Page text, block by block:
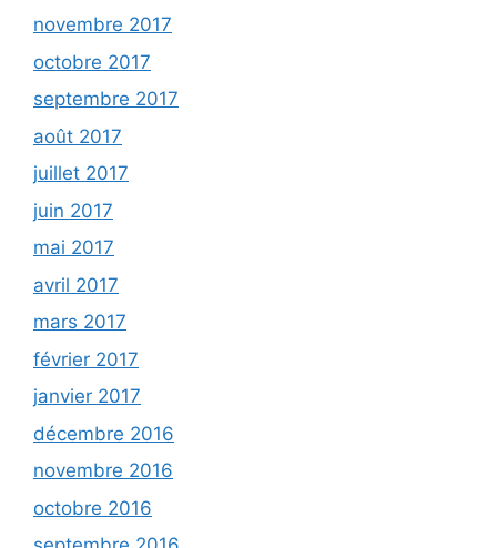
novembre 2017
octobre 2017
septembre 2017
août 2017
juillet 2017
juin 2017
mai 2017
avril 2017
mars 2017
février 2017
janvier 2017
décembre 2016
novembre 2016
octobre 2016